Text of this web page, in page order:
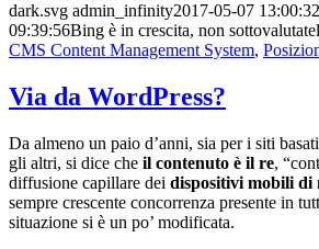
dark.svg admin_infinity2017-05-07 13:00:32
09:39:56Bing è in crescita, non
CMS Content Management System,
Via da WordPress?
Da almeno un paio d’anni, sia per i siti
gli altri, si dice che il contenuto è il re,
diffusione capillare dei dispositivi mobili di
sempre crescente concorrenza presente in
situazione si è un po’ modificata.